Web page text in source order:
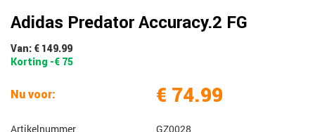
Adidas Predator Accuracy.2 FG
Van: € 149.99
Korting -€ 75
Nu voor: € 74.99
Artikelnummer
GZ0028